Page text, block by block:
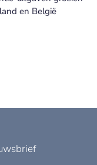
en België